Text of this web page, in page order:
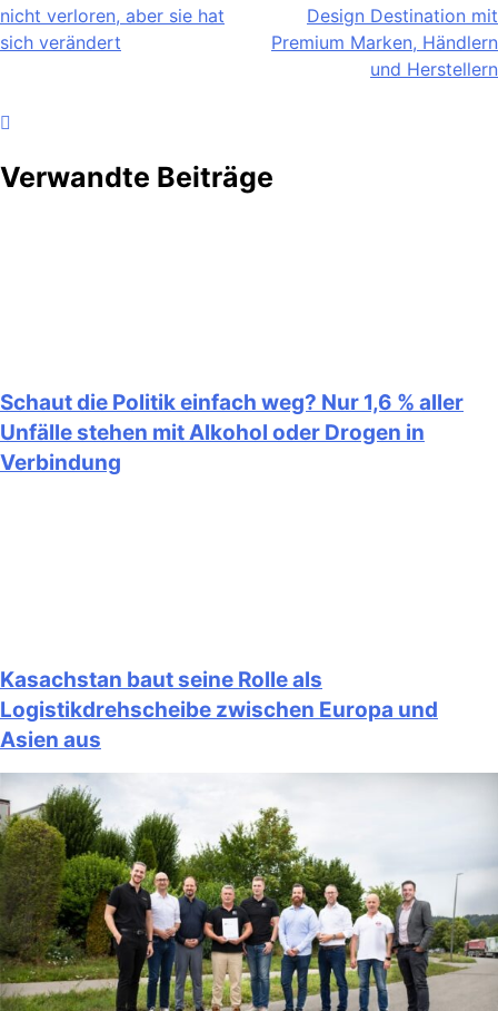
nicht verloren, aber sie hat
sich verändert
Design Destination mit
Premium Marken, Händlern
und Herstellern
Verwandte Beiträge
Schaut die Politik einfach weg? Nur 1,6 % aller
Unfälle stehen mit Alkohol oder Drogen in
Verbindung
Kasachstan baut seine Rolle als
Logistikdrehscheibe zwischen Europa und
Asien aus